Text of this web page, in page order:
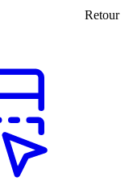
Retour